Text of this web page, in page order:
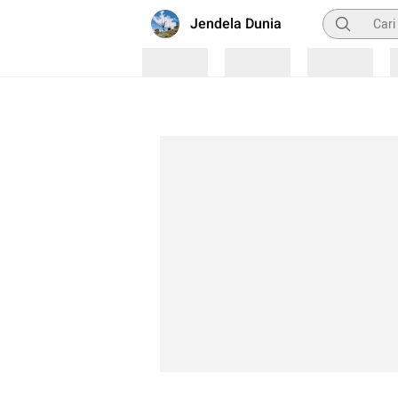
Jendela Dunia Pencarian